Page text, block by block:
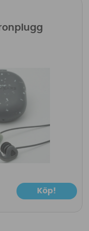
Köp!